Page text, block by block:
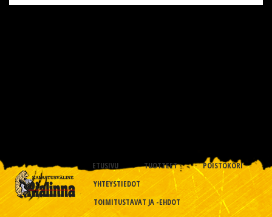
ETUSIVU TUOTTEET
POISTOKORI
YHTEYSTIEDOT
TOIMITUSTAVAT JA -EHDOT